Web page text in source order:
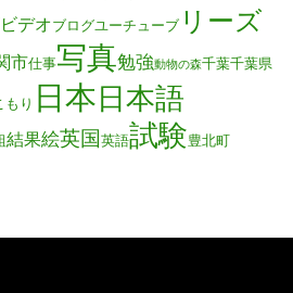
ビデオブログユーチューブ リーズ
市仕事写真勉強動物の森千葉千葉県
もり 日本日本語
結果絵英国英語試験豊北町